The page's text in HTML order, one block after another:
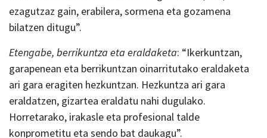
ezagutzaz gain, erabilera, sormena eta gozamena
bilatzen ditugu”.
Etengabe, berrikuntza eta eraldaketa: “Ikerkuntzan,
garapenean eta berrikuntzan oinarritutako eraldaketa
ari gara eragiten hezkuntzan. Hezkuntza ari gara
eraldatzen, gizartea eraldatu nahi dugulako.
Horretarako, irakasle eta profesional talde
konprometitu eta sendo bat daukagu”.